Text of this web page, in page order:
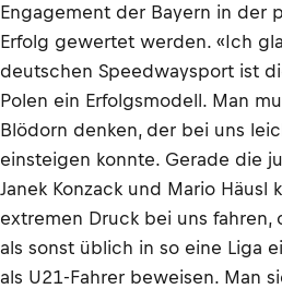
Engagement der Bayern in der
Erfolg gewertet werden. «Ich
deutschen Speedwaysport ist
Polen ein Erfolgsmodell. Man
Blödorn denken, der bei uns
einsteigen konnte. Gerade die
Janek Konzack und Mario Häusl
extremen Druck bei uns fahren,
als sonst üblich in so eine Liga
als U21-Fahrer beweisen. Man